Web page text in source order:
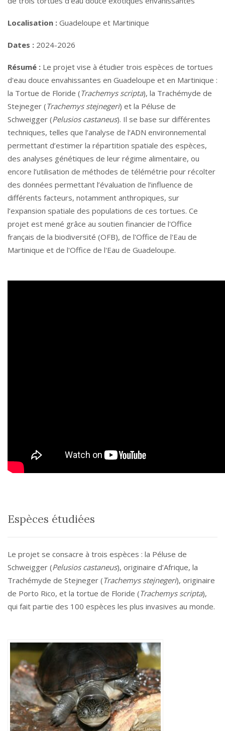
Localisation : Guadeloupe et Martinique
Dates : 2024-2026
Résumé : Le projet vise à étudier trois espèces de tortues
d'eau douce envahissantes en Guadeloupe et en Martinique :
la Tortue de Floride (Trachemys scripta), la Trachémyde de
Stejneger (Trachemys stejnegeri) et la Péluse de
Schweigger (Pelusios castaneus). Il se base sur différentes
techniques, telles que l’analyse de l’ADN environnemental
permettant d’estimer la répartition spatiale des espèces,
des analyses génétiques de leur régime alimentaire, ou
encore l’utilisation de méthodes de télémétrie pour récolter
des données permettant l’évaluation de l’influence de
différents facteurs, notamment anthropiques, sur
l’expansion spatiale des populations de ces tortues. Ce
projet est mené grâce au soutien financier de l'Office
français de la biodiversité (OFB), de l'Office de l'Eau de
Martinique et de l'Office de l'Eau de Guadeloupe.
Espèces étudiées
Le projet se consacre à trois espèces : la Péluse de
Schweigger (Pelusios castaneus), originaire d’Afrique, la
Trachémyde de Stejneger (Trachemys stejnegeri), originaire
de Porto Rico, et la tortue de Floride (Trachemys scripta),
qui fait partie des 100 espèces les plus invasives au monde.